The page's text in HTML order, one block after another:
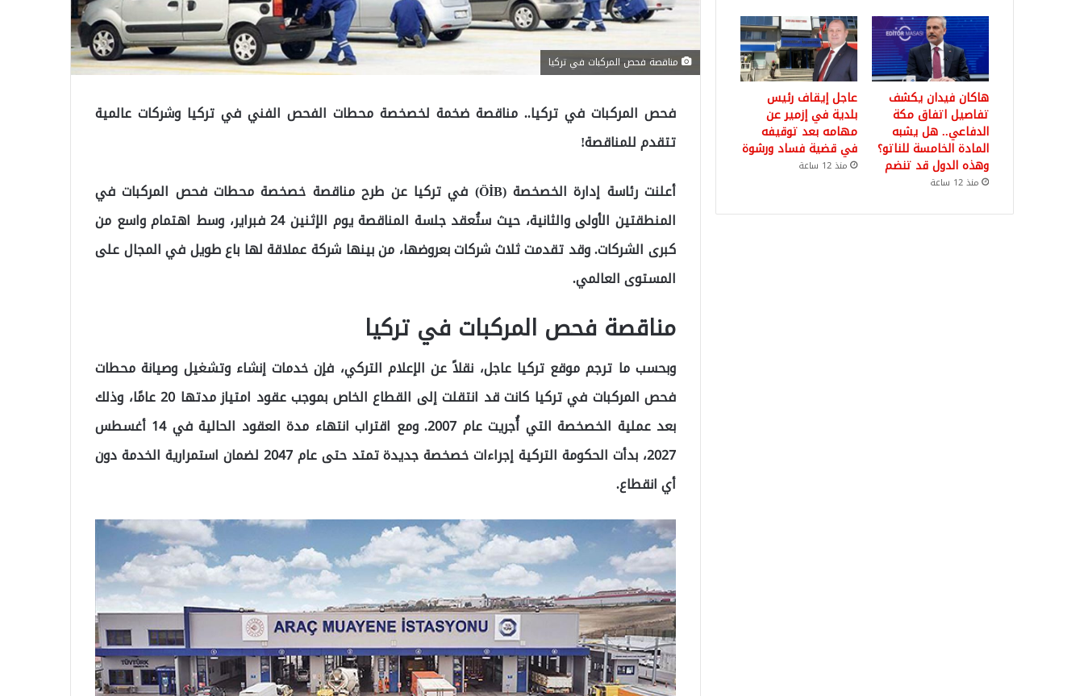
مناقصة فحص المركبات في تركيا
فحص المركبات في تركيا.. مناقصة ضخمة لخصخصة محطات الفحص الفني في تركيا وشركات عالمية
تتقدم للمناقصة!
أعلنت رئاسة إدارة الخصخصة (ÖİB) في تركيا عن طرح مناقصة خصخصة محطات فحص المركبات في
المنطقتين الأولى والثانية، حيث ستُعقد جلسة المناقصة يوم الإثنين 24 فبراير، وسط اهتمام واسع من
كبرى الشركات. وقد تقدمت ثلاث شركات بعروضها، من بينها شركة عملاقة لها باع طويل في المجال على
المستوى العالمي.
مناقصة فحص المركبات في تركيا
وبحسب ما ترجم موقع تركيا عاجل، نقلاً عن الإعلام التركي، فإن خدمات إنشاء وتشغيل وصيانة محطات
فحص المركبات في تركيا كانت قد انتقلت إلى القطاع الخاص بموجب عقود امتياز مدتها 20 عامًا، وذلك
بعد عملية الخصخصة التي أُجريت عام 2007. ومع اقتراب انتهاء مدة العقود الحالية في 14 أغسطس
2027، بدأت الحكومة التركية إجراءات خصخصة جديدة تمتد حتى عام 2047 لضمان استمرارية الخدمة دون
أي انقطاع.
هاكان فيدان يكشف
تفاصيل اتفاق مكة
الدفاعي.. هل يشبه
المادة الخامسة للناتو؟
وهذه الدول قد تنضم
منذ 12 ساعة
عاجل إيقاف رئيس
بلدية في إزمير عن
مهامه بعد توقيفه
في قضية فساد ورشوة
منذ 12 ساعة